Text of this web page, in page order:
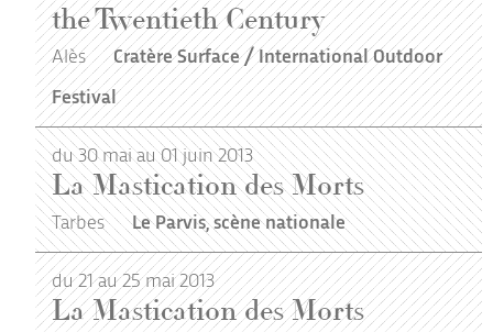
the Twentieth Century
Alès
Cratère Surface / International Outdoor
Festival
du 30 mai au 01 juin 2013
La Mastication des Morts
Tarbes Le Parvis, scène nationale
du 21 au 25 mai 2013
La Mastication des Morts